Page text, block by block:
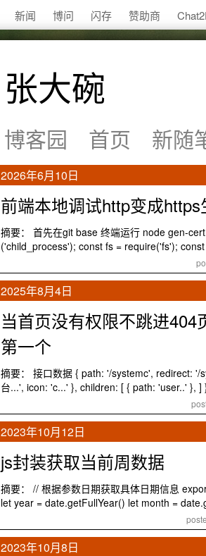
新闻 博问 闪存 赞助商
张大碗
博客园 首页 新随
2026年6月10日
前端本地调试http变成https
摘要： 首先在git base 终端运行 node gen-
('child_process'); const fs = require('fs');
2025年8月4日
当首页没有权限不跳进
第一个
摘要： 接口数据 { path: '/systemc', redirect:
台...', icon: 'c...' }, children: [ { path: 'user..' }, ]
2023年10月12日
js封装获取当前周数据
摘要： // 根据参数日期获取具体日期信息
let year = date.getFullYear() let month =
2023年10月8日